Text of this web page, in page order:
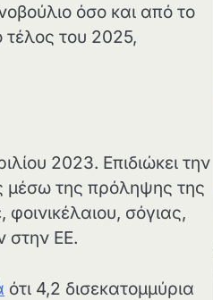
όσο και από το
τέλος του 2025,
2023. Επιδιώκει την
μέσω της πρόληψης της
σόγιας,
στην ΕΕ.
ότι 4,2 δισεκατομμύρια